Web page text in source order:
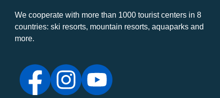
We cooperate with more than 1000 tourist centers in 8
countries: ski resorts, mountain resorts, aquaparks and
more.